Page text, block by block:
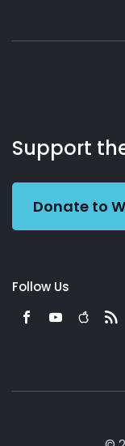
Working
Preacher
Us
Support
Donate to
Follow Us